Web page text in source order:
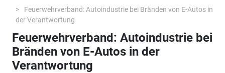
Feuerwehrverband: Autoindustrie bei Bränden von E-Autos in
der Verantwortung
Feuerwehrverband: Autoindustrie bei
Bränden von E-Autos in der
Verantwortung